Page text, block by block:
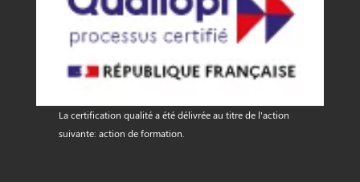
La certification qualité a été délivrée au titre de l'action
suivante: action de formation.